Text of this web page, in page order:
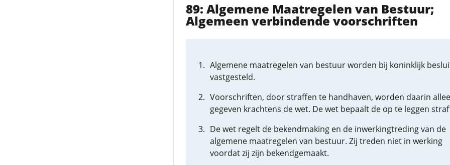
89: Algemene Maatregelen van Bestuur;
Algemeen verbindende voorschriften
Algemene maatregelen van bestuur worden bij koninklijk
vastgesteld.
Voorschriften, door straffen te handhaven, worden daarin
gegeven krachtens de wet. De wet bepaalt de op te leggen
De wet regelt de bekendmaking en de inwerkingtreding van de
algemene maatregelen van bestuur. Zij treden niet in werking
voordat zij zijn bekendgemaakt.